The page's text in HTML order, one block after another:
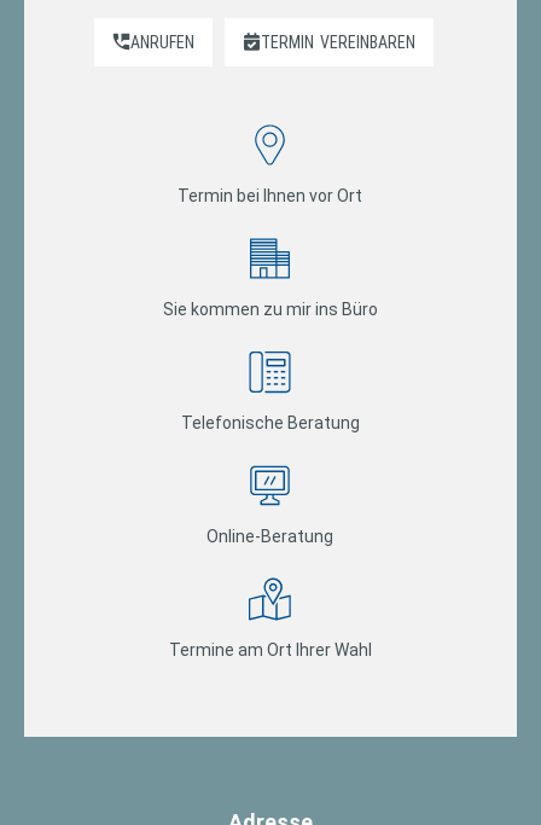
ANRUFEN TERMIN VEREINBAREN
Termin bei Ihnen vor Ort
Sie kommen zu mir ins Büro
Telefonische Beratung
Online-Beratung
Termine am Ort Ihrer Wahl